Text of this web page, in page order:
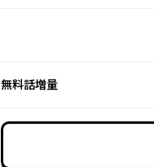
無料話増量